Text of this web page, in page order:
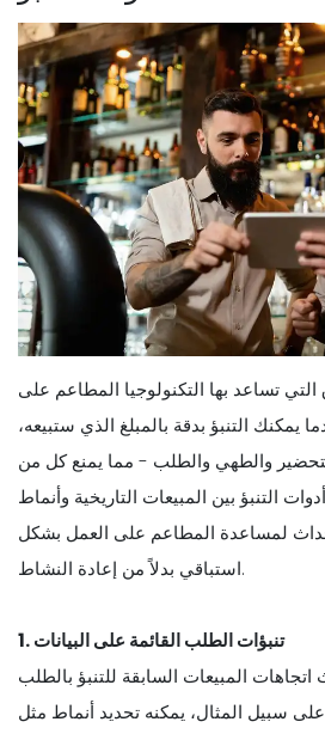
التي تساعد بها التكنولوجيا المطاعم على
يمكنك التنبؤ بدقة بالمبلغ الذي ستبيعه،
والطهي والطلب - مما يمنع كل من
التنبؤ بين المبيعات التاريخية وأنماط
لمساعدة المطاعم على العمل بشكل
استباقي بدلاً من إعادة النشاط.
1. تنبؤات الطلب القائمة على البيانات
اتجاهات المبيعات السابقة للتنبؤ بالطلب
سبيل المثال، يمكنه تحديد أنماط مثل